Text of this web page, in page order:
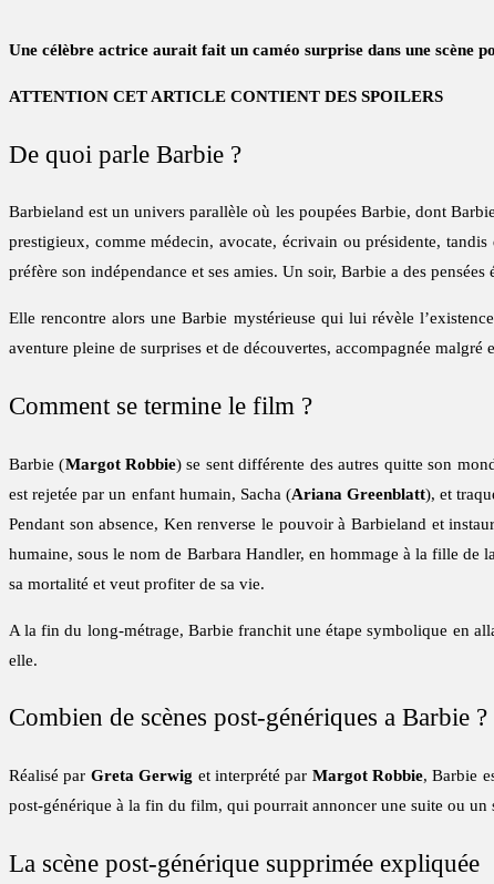
Une célèbre actrice aurait fait un caméo surprise dans une scène
ATTENTION CET ARTICLE CONTIENT DES SPOILERS
De quoi parle Barbie ?
Barbieland est un univers parallèle où les poupées Barbie, dont
prestigieux, comme médecin, avocate, écrivain ou présidente,
préfère son indépendance et ses amies. Un soir, Barbie a des
Elle rencontre alors une Barbie mystérieuse qui lui révèle
aventure pleine de surprises et de découvertes, accompagnée
Comment se termine le film ?
Barbie (Margot Robbie) se sent différente des autres quitte son
est rejetée par un enfant humain, Sacha (Ariana Greenblatt), et
Pendant son absence, Ken renverse le pouvoir à Barbieland et
humaine, sous le nom de Barbara Handler, en hommage à la fille
sa mortalité et veut profiter de sa vie.
A la fin du long-métrage, Barbie franchit une étape symbolique en
elle.
Combien de scènes post-génériques a Barbie ?
Réalisé par Greta Gerwig et interprété par Margot Robbie, Barbie
post-générique à la fin du film, qui pourrait annoncer une suite ou
La scène post-générique supprimée expliquée